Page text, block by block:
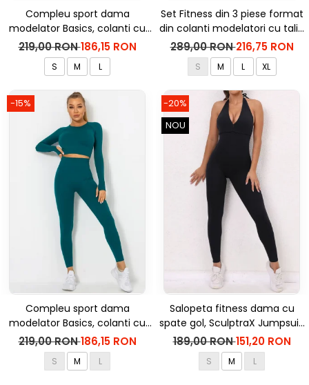
Compleu sport dama
modelator Basics, colanti cu
bluza, Negru
219,00 RON186,15 RON
S M L
Set Fitness din 3 piese format
din colanti modelatori cu talie
inalta, top si hanorac Ellite,
Verde Menta
289,00 RON216,75 RON
S M L XL
-15%
Compleu sport dama
modelator Basics, colanti cu
bluza, Verde
219,00 RON186,15 RON
S M L
-20%
NOU
Salopeta fitness dama cu
spate gol, SculptraX Jumpsuit,
Negru
189,00 RON151,20 RON
S M L